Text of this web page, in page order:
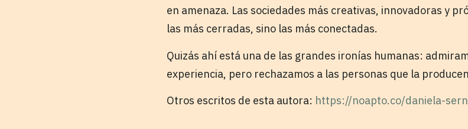
en amenaza. Las sociedades más creativas, innovadoras y
las más cerradas, sino las más conectadas.
Quizás ahí está una de las grandes ironías humanas:
experiencia, pero rechazamos a las personas que la
Otros escritos de esta autora: https://noapto.co/daniela-